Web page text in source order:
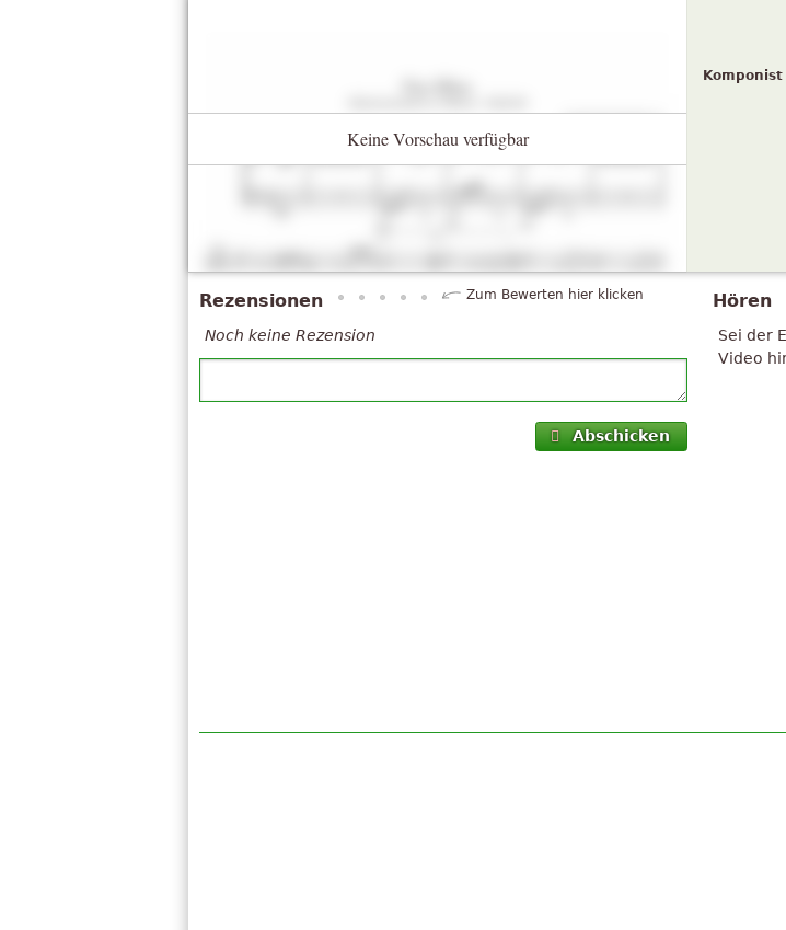
Keine Vorschau verfügbar
Komponist
Hören
Sei der
Video
Rezensionen Zum Bewerten hier klicken
Noch keine Rezension
Abschicken